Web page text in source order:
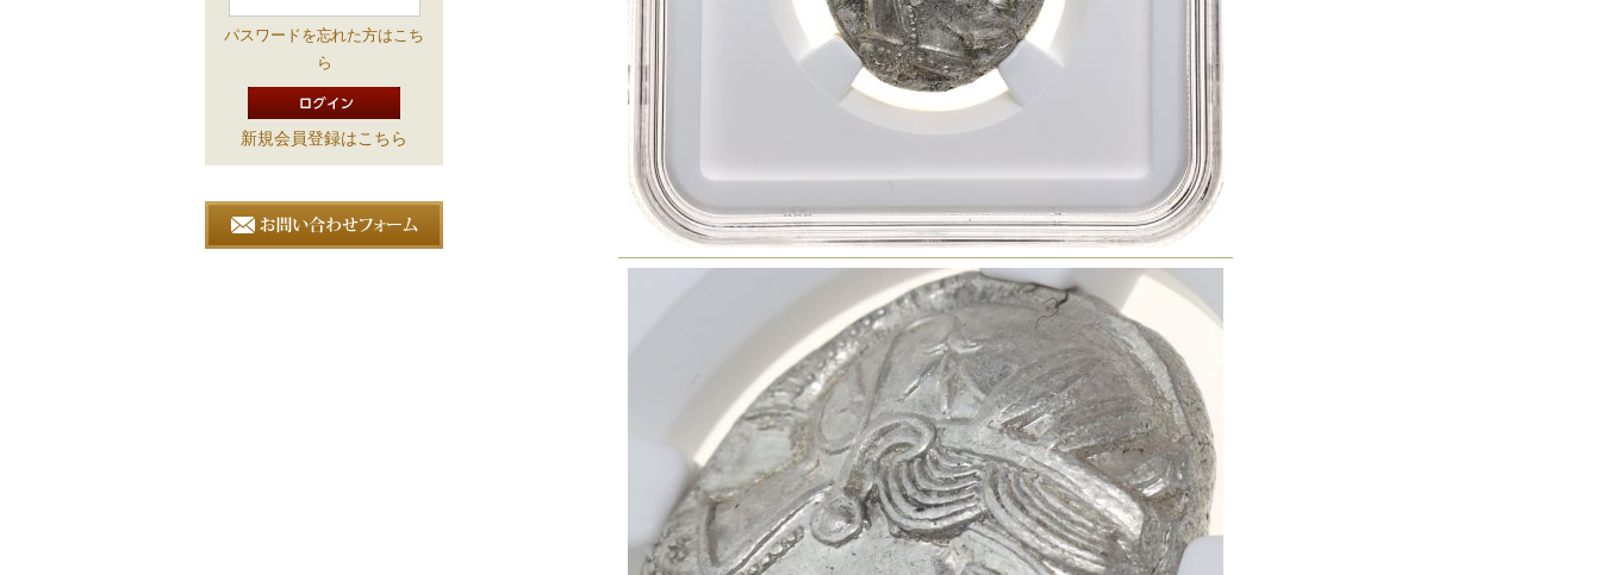
パスワードを忘れた方はこち
ら
新規会員登録はこちら